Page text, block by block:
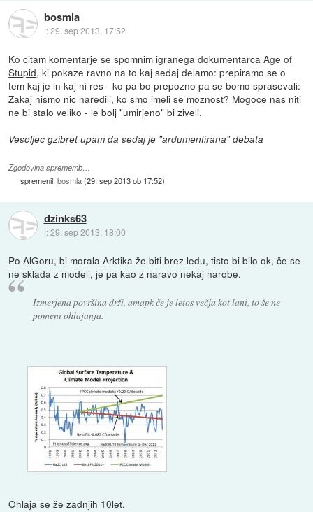
bosmla
::29. sep 2013, 17:52
Ko citam komentarje se spomnim igranega dokumentarcaAge of
Stupid, ki pokaze ravno na to kaj sedaj delamo: prepiramo se o
tem kaj je in kaj ni res - ko pa bo prepozno pa se bomo sprasevali:
Zakaj nismo nic naredili, ko smo imeli se moznost? Mogoce nas niti
ne bi stalo veliko - le bolj "umirjeno" bi ziveli.
Vesoljec gzibret upam da sedaj je "ardumentirana" debata
Zgodovina sprememb…
spremenil:bosmla(29. sep 2013 ob 17:52)
dzinks63
::29. sep 2013, 18:00
Po AlGoru, bi morala Arktika že biti brez ledu, tisto bi bilo ok, če se
ne sklada z modeli, je pa kao z naravo nekaj narobe.
Izmerjena površina drži, amapk če je letos večja kot lani, to še ne
pomeni ohlajanja.
Ohlaja se že zadnjih 10let.